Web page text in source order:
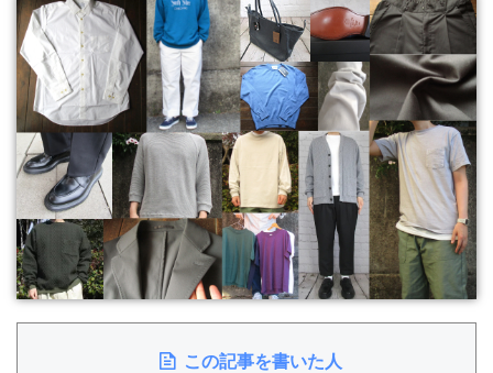
この記事を書いた人